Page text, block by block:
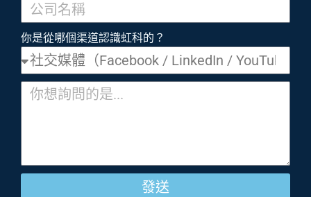
你是從哪個渠道認識虹科的？
發送